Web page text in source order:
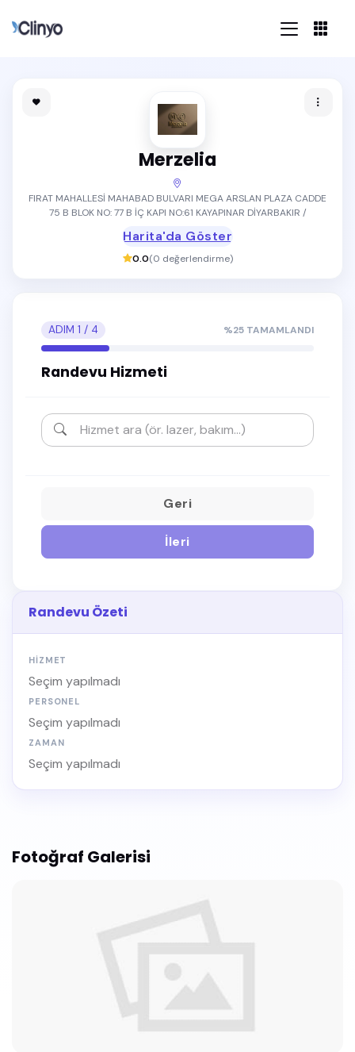
Merzelia
FIRAT MAHALLESİ MAHABAD BULVARI MEGA ARSLAN PLAZA CADDE
75 B BLOK NO: 77 B İÇ KAPI NO:61 KAYAPINAR DİYARBAKIR /
Harita'da Göster
0.0(0 değerlendirme)
ADIM 1 / 4 %25 TAMAMLANDI
Randevu Hizmeti
Geri
İleri
Randevu Özeti
HIZMET
Seçim yapılmadı
PERSONEL
Seçim yapılmadı
ZAMAN
Seçim yapılmadı
Fotoğraf Galerisi